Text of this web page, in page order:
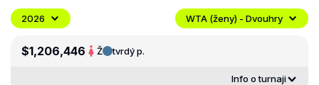
2026 WTA (ženy) - Dvouhry
$1,206,446 Ž tvrdý p.
Info o turnaji